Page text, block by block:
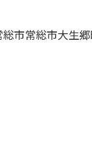
市常総市大生郷